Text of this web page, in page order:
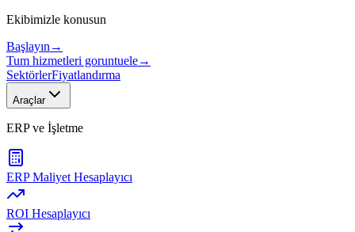
Ekibimizle konusun
Başlayın →
Tum hizmetleri goruntuele→
SektörlerFiyatlandırma
Araçlar
ERP ve İşletme
ERP Maliyet Hesaplayıcı
ROI Hesaplayıcı